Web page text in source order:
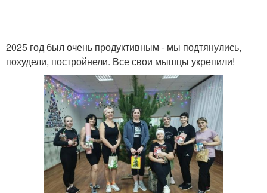
2025 год был очень продуктивным - мы подтянулись,
похудели, постройнели. Все свои мышцы укрепили!